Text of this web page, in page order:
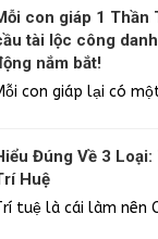
con giáp 1 Thần
tài lộc công
nắm bắt!
con giáp lại có
Đúng Về 3
Huệ
tuệ là cái làm nên